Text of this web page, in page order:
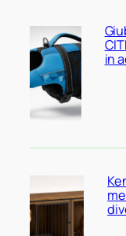
in